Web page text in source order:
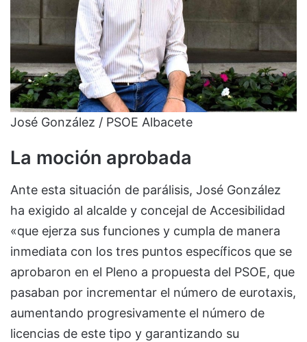
José González / PSOE Albacete
La moción aprobada
Ante esta situación de parálisis, José González
ha exigido al alcalde y concejal de Accesibilidad
«que ejerza sus funciones y cumpla de manera
inmediata con los tres puntos específicos que se
aprobaron en el Pleno a propuesta del PSOE, que
pasaban por incrementar el número de eurotaxis,
aumentando progresivamente el número de
licencias de este tipo y garantizando su